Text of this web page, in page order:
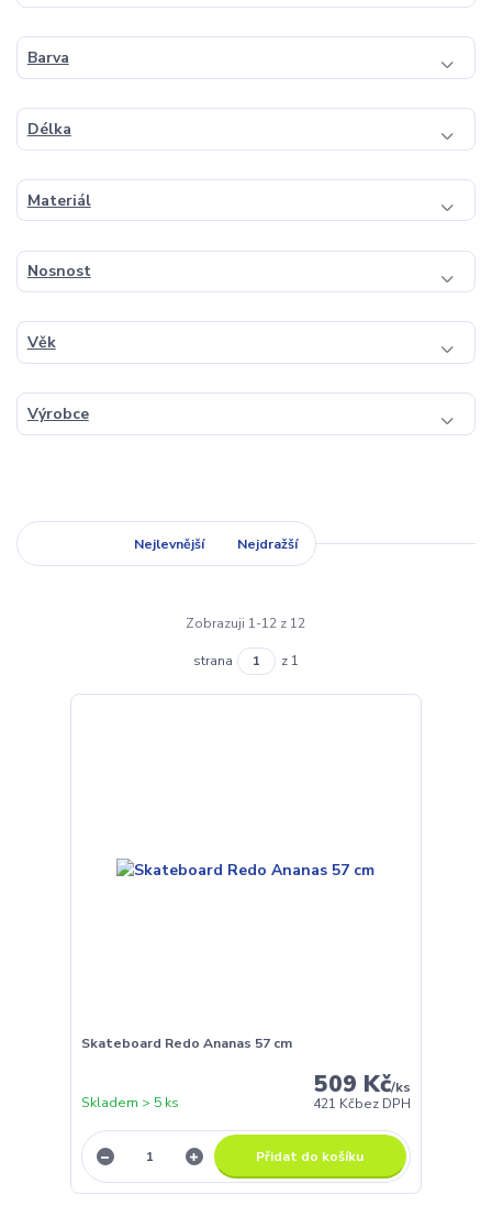
Barva
Délka
Materiál
Nosnost
Věk
Výrobce
Nejlevnější Nejdražší
Zobrazuji 1-12 z 12
strana z 1
Skateboard Redo Ananas 57 cm
509 Kč/ks
421 Kčbez DPH
Skladem > 5 ks
Přidat do košíku